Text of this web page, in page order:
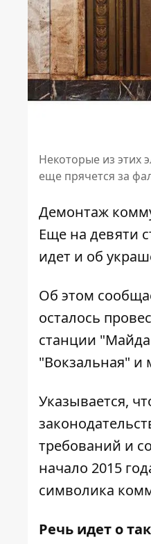
Некоторые из этих
еще прячется за
Демонтаж
Еще на девяти
идет и об
Об этом
осталось
станции
"Вокзальная" и
Указывается,
требований и
начало 2015
символика
Речь идет о